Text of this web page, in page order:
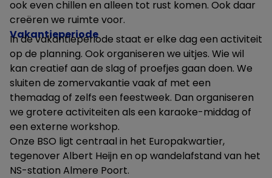
ook even chillen en alleen tot rust komen. Ook daar
creëren we ruimte voor.
Vakantieperiode
In de vakantieperiode staat er elke dag een activiteit
op de planning. Ook organiseren we uitjes. Wie wil
kan creatief aan de slag of proefjes gaan doen. We
sluiten de zomervakantie vaak af met een
themadag of zelfs een feestweek. Dan organiseren
we grotere activiteiten als een karaoke-middag of
een externe workshop.
Onze BSO ligt centraal in het Europakwartier,
tegenover Albert Heijn en op wandelafstand van het
NS-station Almere Poort.